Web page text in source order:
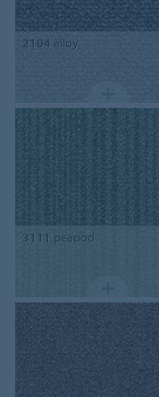
2104 alloy
3111 peapod